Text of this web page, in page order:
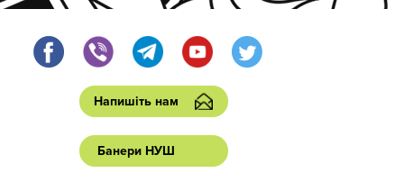
Напишіть нам
Банери НУШ